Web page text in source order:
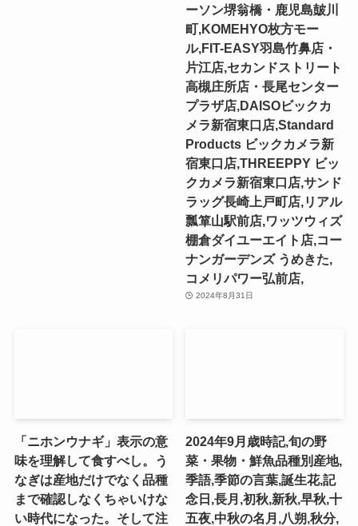
ーソン堺翁橋・鹿児島皷川
町,KOMEHYO枚方モー
ル,FIT-EASY羽島竹鼻店・
片江店,セカンドストリート
高槻庄所店・長尾センター
プラザ店,DAISOビックカ
メラ新宿東口店,Standard
Products ビックカメラ新
宿東口店,THREEPPY ビッ
クカメラ新宿東口店,サンド
ラッグ長崎上戸町店,リアル
瓢箪山駅前店,ワッツウィズ
棚倉ダイユーエイト店,コー
ナンガーデンズ うめきた,
コメリパワー弘前店,
2024年8月31日
「ニホンウナギ」表示の意
味を理解して食すべし。う
なぎは産地だけでなく品種
まで確認しなくちゃいけな
い時代になった。そして注
2024年9月歳時記,旬の野
菜・果物・鮮魚品種別産地,
季語,季節の言葉,誕生花,記
念日,長月,初秋,新秋,早秋,十
五夜,中秋の名月,八朔,秋分,